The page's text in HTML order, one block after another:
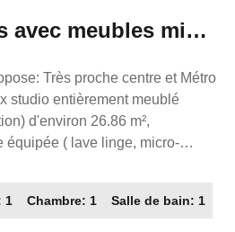
avec meubles mis à
grand balcon
et Métro
studio entièrement meublé
d'environ 26.86 m²,
équipée ( lave linge, micro-
ville de Toulouse ! Place de
d'un local vélo dans la
1 Chambre: 1 Salle de bain: 1